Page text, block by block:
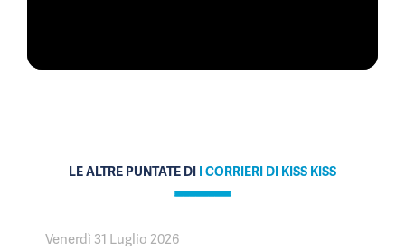
LE ALTRE PUNTATE DI I CORRIERI DI KISS KISS
Venerdì 31 Luglio 2026